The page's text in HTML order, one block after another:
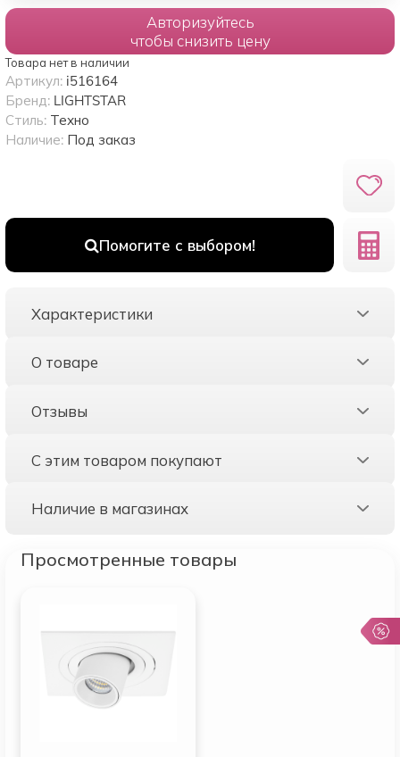
Авторизуйтесь
чтобы снизить цену
Товара нет в наличии
Помогите с выбором!
Артикул: i516164
Бренд: LIGHTSTAR
Стиль: Техно
Наличие: Под заказ
Характеристики
О товаре
Отзывы
С этим товаром покупают
Наличие в магазинах
Просмотренные товары